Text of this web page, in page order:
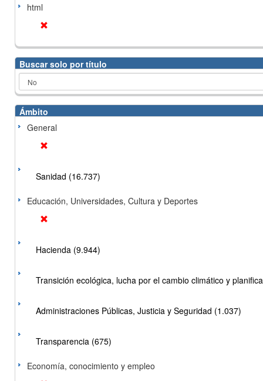
html
Buscar solo por título
Ámbito
General
Sanidad (16.737)
Educación, Universidades, Cultura y Deportes
Hacienda (9.944)
Transición ecológica, lucha por el cambio climático y
Administraciones Públicas, Justicia y Seguridad (1.037)
Transparencia (675)
Economía, conocimiento y empleo